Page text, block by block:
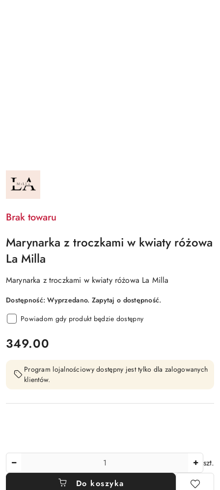
NAZWA
PRODUCENTA:
LA
Brak towaru
Marynarka z troczkami w kwiaty różowa
La Milla
Marynarka z troczkami w kwiaty różowa La Milla
Dostępność:Wyprzedano. Zapytaj o dostępność.
Powiadom gdy produkt będzie dostępny
cena:
349.00
Program lojalnościowy dostępny jest tylko dla zalogowanych
klientów.
szt.
Do koszyka